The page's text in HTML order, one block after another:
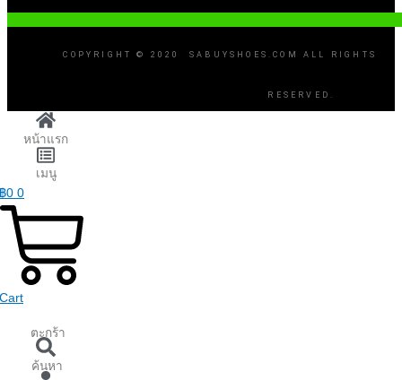
COPYRIGHT © 2020 SABUYSHOES.COM ALL RIGHTS
RESERVED.
หน้าแรก
เมนู
฿0 0
Cart
ตะกร้า
ค้นหา